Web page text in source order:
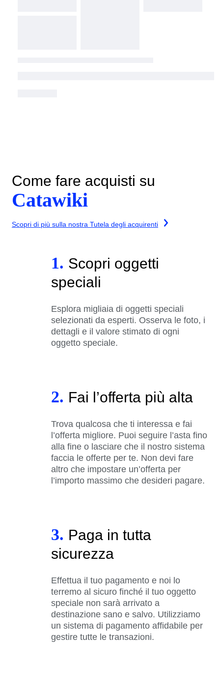
Come fare acquisti su
Catawiki
Scopri di più sulla nostra Tutela degli acquirenti
1. Scopri oggetti
speciali
Esplora migliaia di oggetti speciali
selezionati da esperti. Osserva le foto, i
dettagli e il valore stimato di ogni
oggetto speciale.
2. Fai l’offerta più alta
Trova qualcosa che ti interessa e fai
l’offerta migliore. Puoi seguire l’asta fino
alla fine o lasciare che il nostro sistema
faccia le offerte per te. Non devi fare
altro che impostare un’offerta per
l’importo massimo che desideri pagare.
3. Paga in tutta
sicurezza
Effettua il tuo pagamento e noi lo
terremo al sicuro finché il tuo oggetto
speciale non sarà arrivato a
destinazione sano e salvo. Utilizziamo
un sistema di pagamento affidabile per
gestire tutte le transazioni.